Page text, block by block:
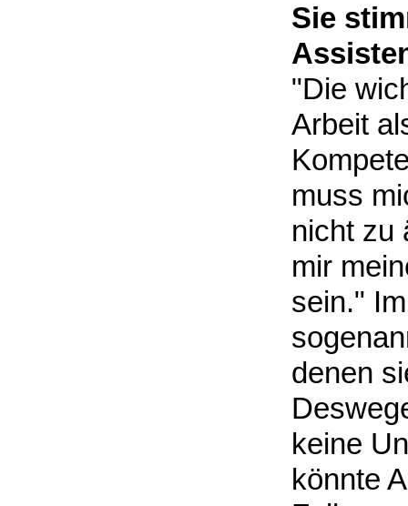
Sie
"Die
Arbeit
muss
nicht zu
mir
sein."
denen
keine
könnte